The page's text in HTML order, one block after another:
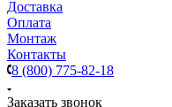
Доставка
Оплата
Монтаж
Контакты
8 (800) 775-82-18
Заказать звонок